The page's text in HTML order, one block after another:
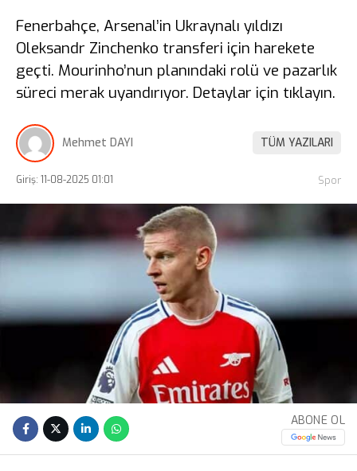
Fenerbahçe, Arsenal’in Ukraynalı yıldızı
Oleksandr Zinchenko transferi için harekete
geçti. Mourinho’nun planındaki rolü ve pazarlık
süreci merak uyandırıyor. Detaylar için tıklayın.
Mehmet DAYI TÜM YAZILARI
Giriş: 11-08-2025 01:01 Spor
ABONE OL